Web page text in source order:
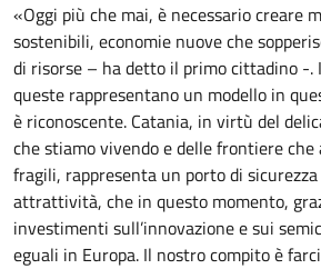
«Oggi più che mai, è necessario creare
sostenibili, economie nuove che
di risorse – ha detto il primo cittadino -.
queste rappresentano un modello in
è riconoscente. Catania, in virtù del
che stiamo vivendo e delle frontiere che
fragili, rappresenta un porto di
attrattività, che in questo momento,
investimenti sull’innovazione e sui
eguali in Europa. Il nostro compito è